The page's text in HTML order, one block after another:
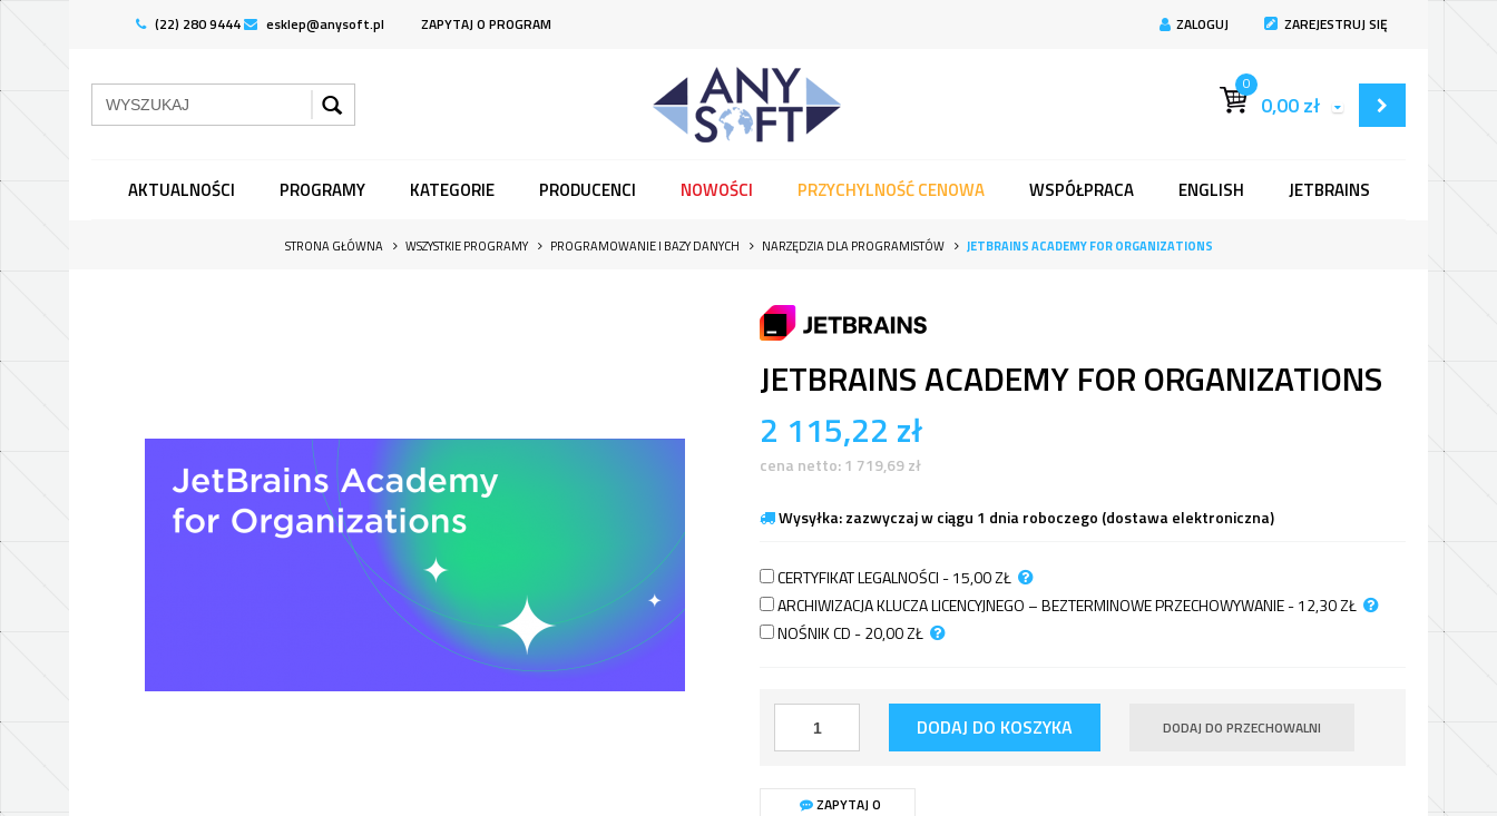
(22) 280 9444 esklep@anysoft.pl ZAPYTAJ O PROGRAM ZALOGUJ ZAREJESTRUJ SIĘ
0
0,00zł
AKTUALNOŚCI PROGRAMY KATEGORIE PRODUCENCI NOWOŚCI PRZYCHYLNOŚĆ CENOWA WSPÓŁPRACA ENGLISH JETBRAINS
STRONA GŁÓWNA WSZYSTKIE PROGRAMY PROGRAMOWANIE I BAZY DANYCH NARZĘDZIA DLA PROGRAMISTÓW JETBRAINS ACADEMY FOR ORGANIZATIONS
JETBRAINS ACADEMY FOR ORGANIZATIONS
2 115,22 zł
cena netto:1 719,69zł
Wysyłka: zazwyczaj w ciągu 1 dnia roboczego (dostawa elektroniczna)
CERTYFIKAT LEGALNOŚCI - 15,00ZŁ
ARCHIWIZACJA KLUCZA LICENCYJNEGO – BEZTERMINOWE PRZECHOWYWANIE - 12,30ZŁ
NOŚNIK CD - 20,00ZŁ
DODAJ DO KOSZYKA DODAJ DO PRZECHOWALNI
ZAPYTAJ O